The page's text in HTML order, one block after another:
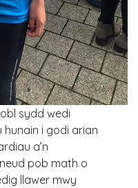
sydd wedi
i godi arian
a’n
pob math o
llawer mwy